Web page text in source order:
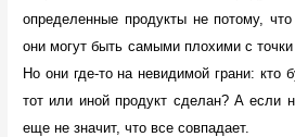
определенные продукты не потому,
они могут быть самыми плохими с точки
Но они где-то на невидимой грани: кто
тот или иной продукт сделан? А если
еще не значит, что все совпадает.